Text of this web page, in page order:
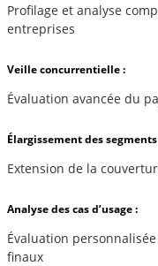
Profilage et analyse
entreprises
Veille concurrentielle :
Évaluation avancée du
Élargissement des
Extension de la
Analyse des cas d’usage :
Évaluation
finaux